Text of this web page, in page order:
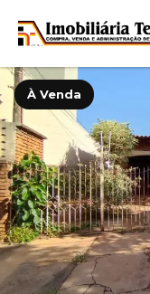
À Venda
‹